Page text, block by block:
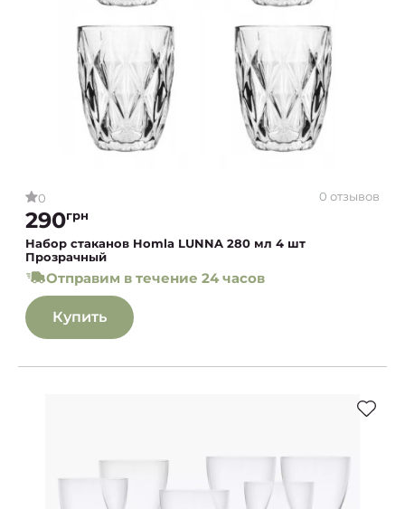
0 0 отзывов
290грн
Набор стаканов Homla LUNNA 280 мл 4 шт
Прозрачный
Отправим в течение 24 часов
Купить